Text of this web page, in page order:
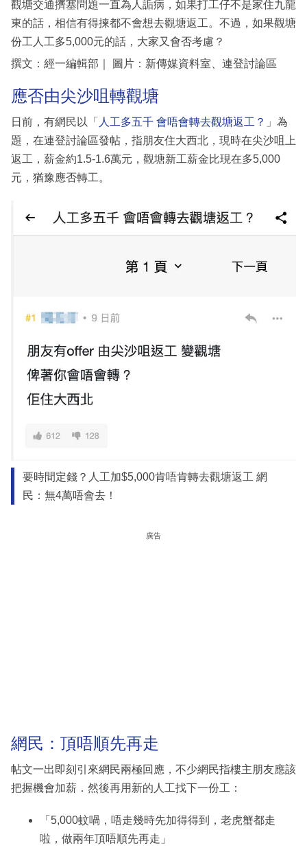
區
觀塘交通擠塞問題一直為人詬病，如果打工仔不是家住九龍
東的話，相信有得揀都不會想去觀塘返工。不過，如果觀塘
份工人工多5,000元的話，大家又會否考慮？
撰文：經一編輯部｜ 圖片：新傳媒資料室、連登討論區
應否由尖沙咀轉觀塘
日前，有網民以「 人工多五千 會唔會轉去觀塘返工？ 」為
題，在連登討論區發帖，指朋友住大西北，現時在尖沙咀上
返工，薪金約1.5-1.6萬元，觀塘新工薪金比現在多5,000
元，猶豫應否轉工。
要時間定錢？人工加$5,000肯唔肯轉去觀塘返工 網
民：無4萬唔會去！
廣告
網民：頂唔順先再走
帖文一出即刻引來網民兩極回應，不少網民指樓主朋友應該
把握機會加薪．然後再用新的人工找下一份工：
「5,000蚊喎，唔走幾時先加得得到，老虎蟹都走
啦，做兩年頂唔順先再走」